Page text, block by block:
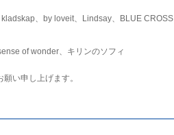
、by loveit、Lindsay、BLUE CROSS
of wonder、キリンのソフィ
い申し上げます。